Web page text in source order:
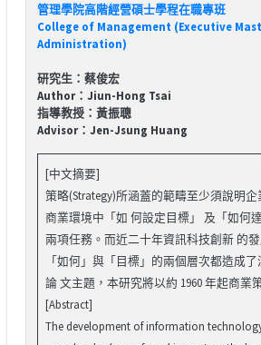
管理學院高階經營碩士學程在職專班
College of Management (Executive
Administration)
研究生：蔡俊宏
Author：Jiun-Hong Tsai
指導教授：黃振聰
Advisor：Jen-Jsung Huang
[中文摘要]
策略(Strategy)所涵蓋的範疇至少須說明
商業環境中「如 何設定目標」 及「如何
兩項任務。而近二十年資訊科技創新 的
「如何」與「目標」的兩個層次都造成
論 文主題，本研究將以約 1960 年起商業策
[Abstract]
The development of information